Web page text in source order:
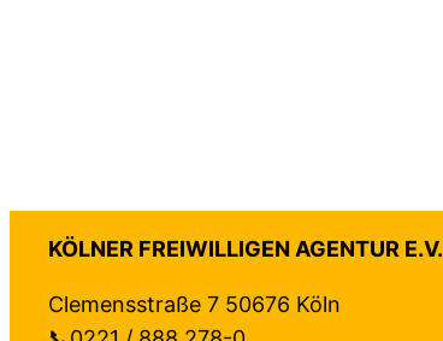
KÖLNER FREIWILLIGEN AGENTUR E.V.
Clemensstraße 7 50676 Köln